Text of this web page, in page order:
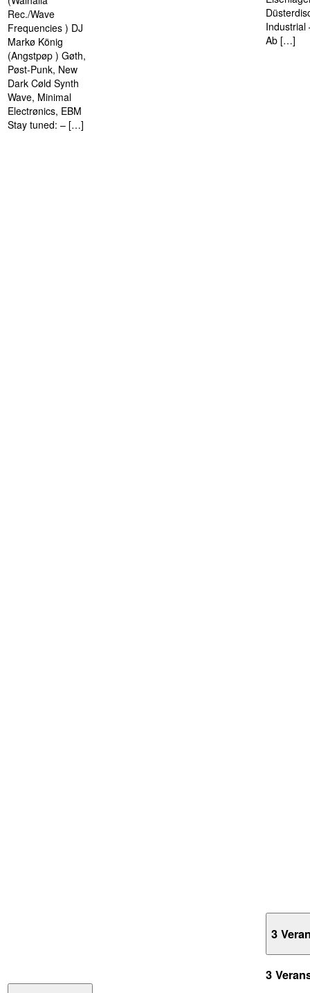
Rec./Wave
Frequencies ) DJ
Markø König
(Angstpøp ) Gøth,
Pøst-Punk, New
Dark Cøld Synth
Wave, Minimal
Electrønics, EBM
Stay tuned: – […]
Industrial
Ab […]
3
3